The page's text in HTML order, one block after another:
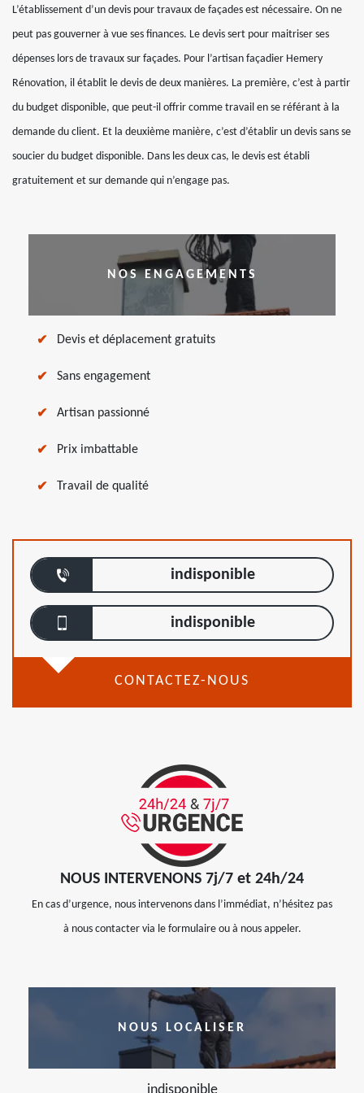
L’établissement d’un devis pour travaux de façades est nécessaire. On ne
peut pas gouverner à vue ses finances. Le devis sert pour maitriser ses
dépenses lors de travaux sur façades. Pour l’artisan façadier Hemery
Rénovation, il établit le devis de deux manières. La première, c’est à partir
du budget disponible, que peut-il offrir comme travail en se référant à la
demande du client. Et la deuxième manière, c’est d’établir un devis sans se
soucier du budget disponible. Dans les deux cas, le devis est établi
gratuitement et sur demande qui n’engage pas.
NOS ENGAGEMENTS
Devis et déplacement gratuits
Sans engagement
Artisan passionné
Prix imbattable
Travail de qualité
indisponible
indisponible
CONTACTEZ-NOUS
NOUS INTERVENONS 7j/7 et 24h/24
En cas d’urgence, nous intervenons dans l’immédiat, n’hésitez pas
à nous contacter via le formulaire ou à nous appeler.
NOUS LOCALISER